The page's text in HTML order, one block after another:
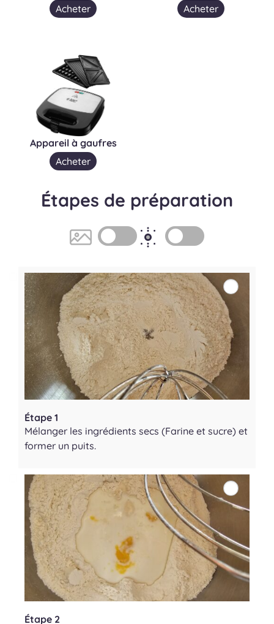
Acheter
Acheter
Appareil à gaufres
Acheter
Étapes de préparation
Étape 1
Mélanger les ingrédients secs (Farine et sucre) et
former un puits.
Étape 2